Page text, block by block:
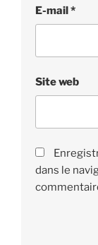
E-mail*
Site web
dans le